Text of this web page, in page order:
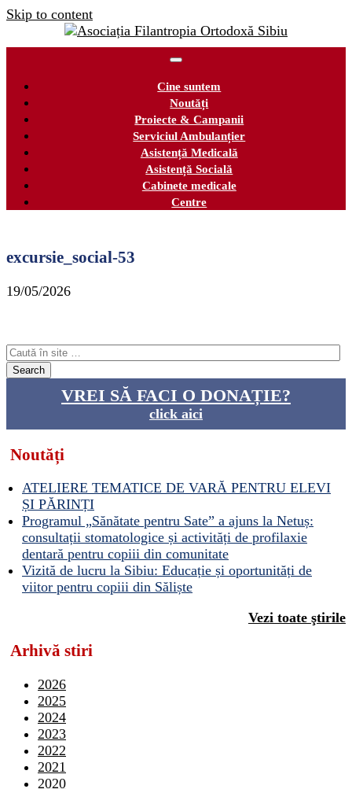
Skip to content
Cine suntem
Noutăți
Proiecte & Campanii
Serviciul Ambulanțier
Asistență Medicală
Asistență Socială
Cabinete medicale
Centre
excursie_social-53
19/05/2026
VREI SĂ FACI O DONAȚIE?
click aici
Noutăți
ATELIERE TEMATICE DE VARĂ PENTRU ELEVI
ȘI PĂRINȚI
Programul „Sănătate pentru Sate” a ajuns la Netuș:
consultații stomatologice și activități de profilaxie
dentară pentru copiii din comunitate
Vizită de lucru la Sibiu: Educație și oportunități de
viitor pentru copiii din Săliște
Vezi toate ştirile
Arhivă stiri
2026
2025
2024
2023
2022
2021
2020